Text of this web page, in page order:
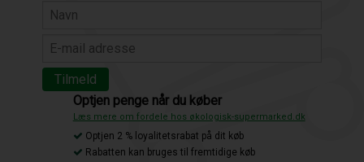
Optjen penge når du køber
Læs mere om fordele hos økologisk-supermarked.dk
Optjen 2 % loyalitetsrabat på dit køb
Rabatten kan bruges til fremtidige køb